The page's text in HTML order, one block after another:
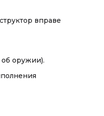
вправе
оружии).